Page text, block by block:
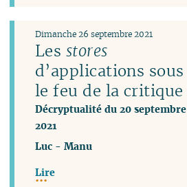
Les stores
d’applications sous
le feu de la critique
Décryptualité du 20 septembre
2021
Dimanche 26 septembre 2021
Luc -Manu
Lire